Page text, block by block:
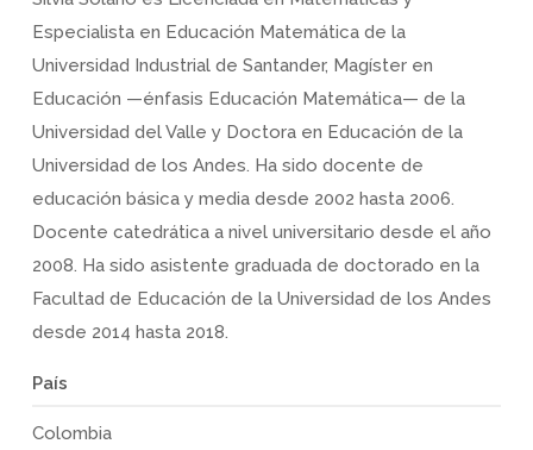
Especialista en Educación Matemática de la
Universidad Industrial de Santander, Magíster en
Educación —énfasis Educación Matemática— de la
Universidad del Valle y Doctora en Educación de la
Universidad de los Andes. Ha sido docente de
educación básica y media desde 2002 hasta 2006.
Docente catedrática a nivel universitario desde el año
2008. Ha sido asistente graduada de doctorado en la
Facultad de Educación de la Universidad de los Andes
desde 2014 hasta 2018.
País
Colombia